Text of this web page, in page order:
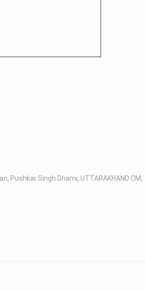
, Pushkar Singh Dhami, UTTARAKHAND CM,